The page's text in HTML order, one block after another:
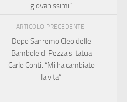
giovanissimi”
ARTICOLO PRECEDENTE
Dopo Sanremo Cleo delle
Bambole di Pezza si tatua
Carlo Conti: “Mi ha cambiato
la vita”